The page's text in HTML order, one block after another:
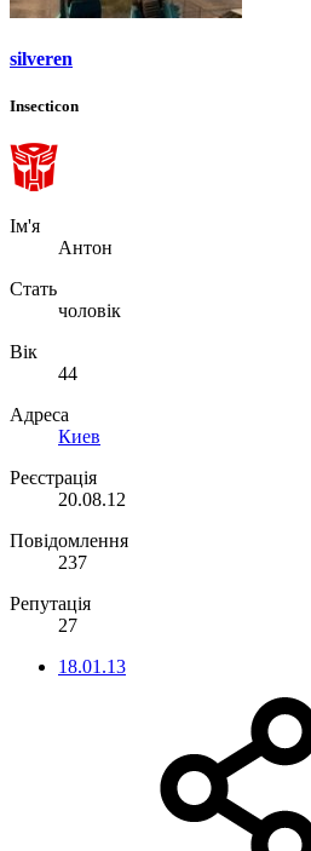
silveren
Insecticon
Ім'я
Антон
Стать
чоловік
Вік
44
Адреса
Киев
Реєстрація
20.08.12
Повідомлення
237
Репутація
27
18.01.13